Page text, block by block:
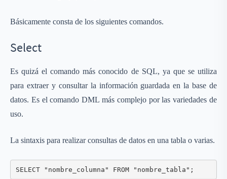
Básicamente consta de los siguientes comandos.
Select
Es quizá el comando más conocido de SQL, ya que se utiliza
para extraer y consultar la información guardada en la base de
datos. Es el comando DML más complejo por las variedades de
uso.
La sintaxis para realizar consultas de datos en una tabla o varias.
SELECT "nombre_columna" FROM "nombre_tabla";